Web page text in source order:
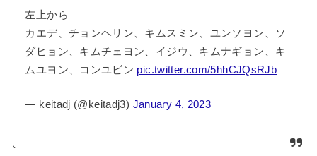
左上から
カエデ、チョンヘリン、キムスミン、ユンソヨン、ソ
ダヒョン、キムチェヨン、イジウ、キムナギョン、キ
ムユヨン、コンユビン pic.twitter.com/5hhCJQsRJb
— keitadj (@keitadj3) January 4, 2023